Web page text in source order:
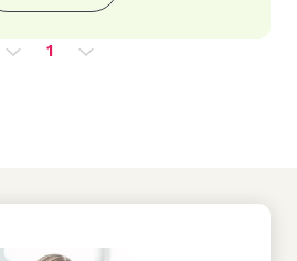
1